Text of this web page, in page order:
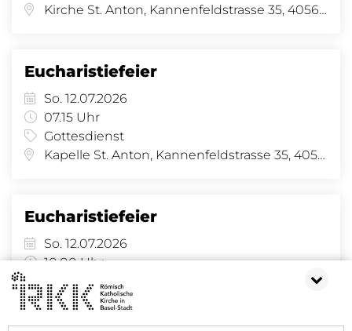
Kirche St. Anton, Kannenfeldstrasse 35, 4056 Basel
Eucharistiefeier
So. 12.07.2026
07.15 Uhr
Gottesdienst
Kapelle St. Anton, Kannenfeldstrasse 35, 4056 Basel
Eucharistiefeier
So. 12.07.2026
10.00 Uhr
Gottesdienst